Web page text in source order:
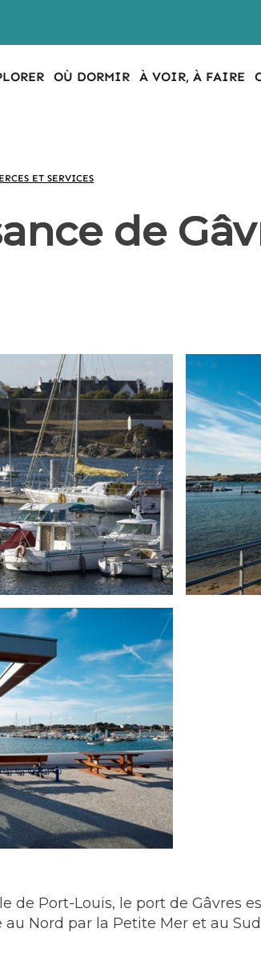
OÙ DORMIR À VOIR, À FAIRE
ET SERVICES
de
de Port-Louis, le port de Gâvres
au Nord par la Petite Mer et au